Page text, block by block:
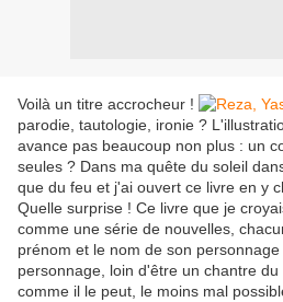
Voilà un titre accrocheur !
parodie, tautologie, ironie ?
avance pas beaucoup non plus : un
seules ? Dans ma quête du soleil
que du feu et j'ai ouvert ce livre en y
Quelle surprise ! Ce livre que je
comme une série de nouvelles,
prénom et le nom de son
personnage, loin d'être un chantre
comme il le peut, le moins mal